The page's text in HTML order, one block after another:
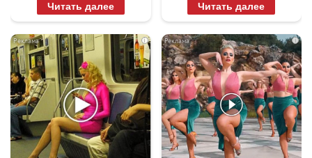
Читать далее Читать далее
i i